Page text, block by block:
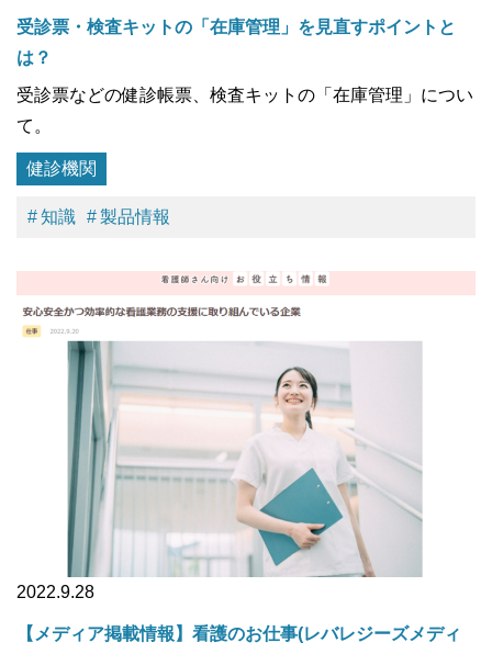
受診票・検査キットの「在庫管理」を見直すポイントと
は？
受診票などの健診帳票、検査キットの「在庫管理」につい
て。
健診機関
知識 製品情報
2022.9.28
【メディア掲載情報】看護のお仕事(レバレジーズメディ